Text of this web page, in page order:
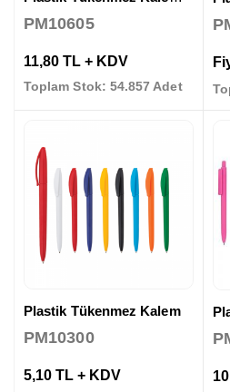
PM10605
11,80 TL + KDV
Toplam Stok: 54.857 Adet
Plastik Tükenmez Kalem
PM10300
5,10 TL + KDV